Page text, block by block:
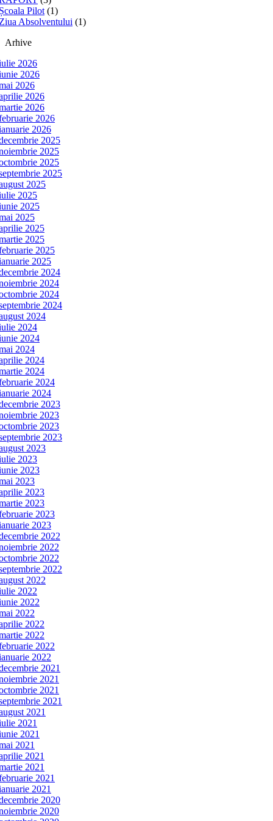
Pilot (1)
Absolventului (1)
Arhive
2026
2026
2026
2026
2026
2026
2026
2025
2025
2025
2025
2025
2025
2025
2025
2025
2025
2025
2025
2024
2024
2024
2024
2024
2024
2024
2024
2024
2024
2024
2024
2023
2023
2023
2023
2023
2023
2023
2023
2023
2023
2023
2023
2022
2022
2022
2022
2022
2022
2022
2022
2022
2022
2022
2022
2021
2021
2021
2021
2021
2021
2021
2021
2021
2021
2021
2021
2020
2020